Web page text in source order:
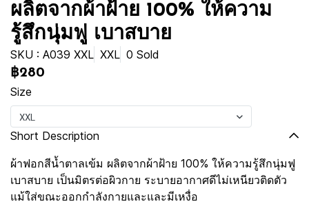
ผลิตจากผ้าฝ้าย 100% ให้ความ
รู้สึกนุ่มฟู เบาสบาย
SKU : A039 XXL XXL 0 Sold
฿280
Size
XXL
Short Description
ผ้าฟอกสีน้ำตาลเข้ม ผลิตจากผ้าฝ้าย 100% ให้ความรู้สึกนุ่มฟู
เบาสบาย เป็นมิตรต่อผิวกาย ระบายอากาศดีไม่เหนียวติดตัว
แม้ใส่ขณะออกกำลังกายและและมีเหงื่อ